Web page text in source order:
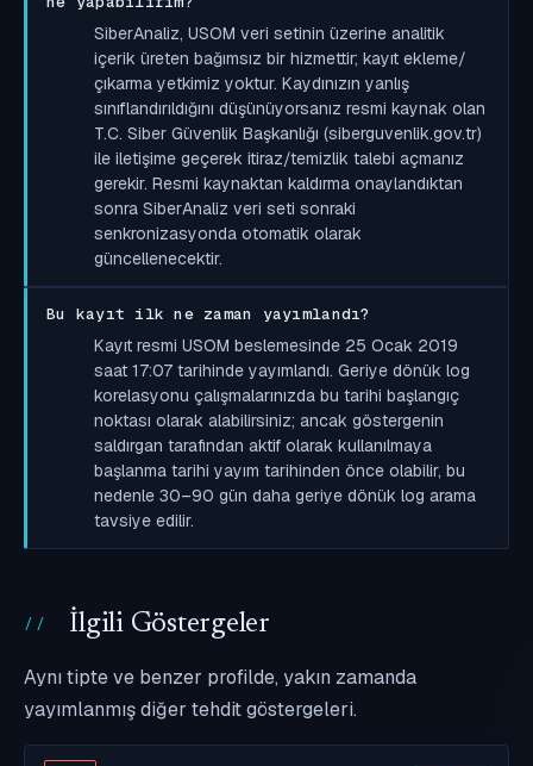
SiberAnaliz, USOM veri setinin üzerine analitik
içerik üreten bağımsız bir hizmettir; kayıt ekleme/
çıkarma yetkimiz yoktur. Kaydınızın yanlış
sınıflandırıldığını düşünüyorsanız resmi kaynak olan
T.C. Siber Güvenlik Başkanlığı (siberguvenlik.gov.tr)
ile iletişime geçerek itiraz/temizlik talebi açmanız
gerekir. Resmi kaynaktan kaldırma onaylandıktan
sonra SiberAnaliz veri seti sonraki
senkronizasyonda otomatik olarak
güncellenecektir.
Bu kayıt ilk ne zaman yayımlandı?
Kayıt resmi USOM beslemesinde 25 Ocak 2019
saat 17:07 tarihinde yayımlandı. Geriye dönük log
korelasyonu çalışmalarınızda bu tarihi başlangıç
noktası olarak alabilirsiniz; ancak göstergenin
saldırgan tarafından aktif olarak kullanılmaya
başlanma tarihi yayım tarihinden önce olabilir, bu
nedenle 30–90 gün daha geriye dönük log arama
tavsiye edilir.
İlgili Göstergeler
Aynı tipte ve benzer profilde, yakın zamanda
yayımlanmış diğer tehdit göstergeleri.